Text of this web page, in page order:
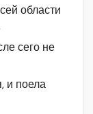
области
сего не
и поела